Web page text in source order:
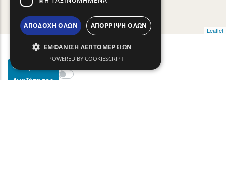
Φίλτρα
Αναζήτησης
Show map on mouse hover
Περάστε το ποντίκι για εμφάνιση στον χάρτη
Leaflet
ΑΠΟΔΟΧΉ ΌΛΩΝ ΑΠΌΡΡΙΨΗ ΌΛΩΝ
ΕΜΦΆΝΙΣΗ ΛΕΠΤΟΜΕΡΕΙΏΝ
POWERED BY COOKIESCRIPT